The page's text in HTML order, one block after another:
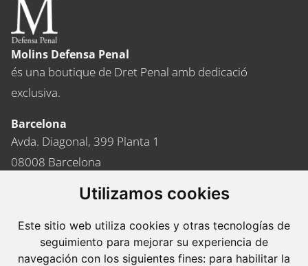
Utilizamos cookies
Este sitio web utiliza cookies y otras tecnologías de
seguimiento para mejorar su experiencia de
navegación con los siguientes fines: para habilitar la
Molins Defensa Penal
és una boutique de Dret Penal amb dedicació
exclusiva.
Barcelona
Avda. Diagonal, 399 Planta 1
08008 Barcelona
Tel. +34 934 152 244
Fax. +34 934 160 693
Madrid
José Abascal, 56 Planta 6